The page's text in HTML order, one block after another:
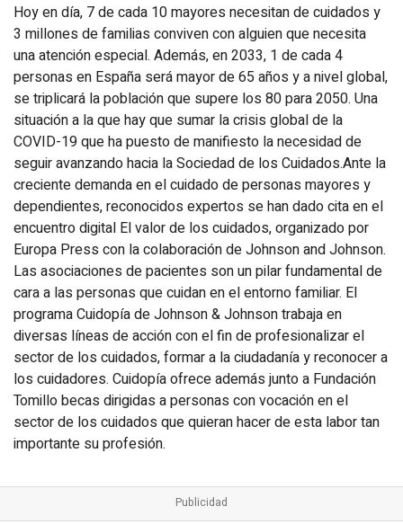
Hoy en día, 7 de cada 10 mayores necesitan de cuidados y
3 millones de familias conviven con alguien que necesita
una atención especial. Además, en 2033, 1 de cada 4
personas en España será mayor de 65 años y a nivel global,
se triplicará la población que supere los 80 para 2050. Una
situación a la que hay que sumar la crisis global de la
COVID-19 que ha puesto de manifiesto la necesidad de
seguir avanzando hacia la Sociedad de los Cuidados.Ante la
creciente demanda en el cuidado de personas mayores y
dependientes, reconocidos expertos se han dado cita en el
encuentro digital El valor de los cuidados, organizado por
Europa Press con la colaboración de Johnson and Johnson.
Las asociaciones de pacientes son un pilar fundamental de
cara a las personas que cuidan en el entorno familiar. El
programa Cuidopía de Johnson & Johnson trabaja en
diversas líneas de acción con el fin de profesionalizar el
sector de los cuidados, formar a la ciudadanía y reconocer a
los cuidadores. Cuidopía ofrece además junto a Fundación
Tomillo becas dirigidas a personas con vocación en el
sector de los cuidados que quieran hacer de esta labor tan
importante su profesión.